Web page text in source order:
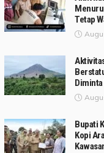
Tetap
Bupati
Kopi